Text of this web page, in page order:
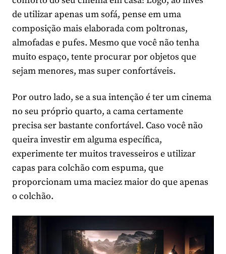
de utilizar apenas um sofá, pense em uma
composição mais elaborada com poltronas,
almofadas e pufes. Mesmo que você não tenha
muito espaço, tente procurar por objetos que
sejam menores, mas super confortáveis.
Por outro lado, se a sua intenção é ter um cinema
no seu próprio quarto, a cama certamente
precisa ser bastante confortável. Caso você não
queira investir em alguma específica,
experimente ter muitos travesseiros e utilizar
capas para colchão com espuma, que
proporcionam uma maciez maior do que apenas
o colchão.